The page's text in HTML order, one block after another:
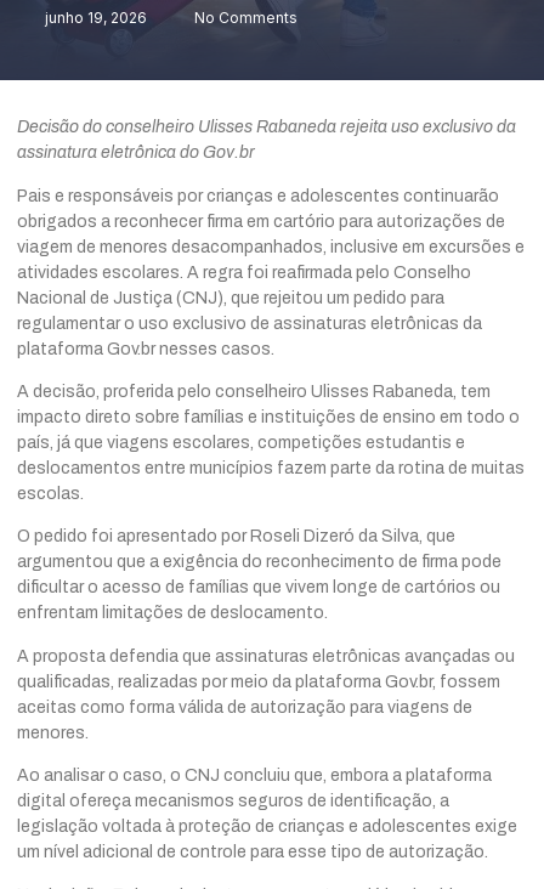
junho 19, 2026 No Comments
Decisão do conselheiro Ulisses Rabaneda rejeita uso exclusivo da
assinatura eletrônica do Gov.br
Pais e responsáveis por crianças e adolescentes continuarão
obrigados a reconhecer firma em cartório para autorizações de
viagem de menores desacompanhados, inclusive em excursões e
atividades escolares. A regra foi reafirmada pelo Conselho
Nacional de Justiça (CNJ), que rejeitou um pedido para
regulamentar o uso exclusivo de assinaturas eletrônicas da
plataforma Gov.br nesses casos.
A decisão, proferida pelo conselheiro Ulisses Rabaneda, tem
impacto direto sobre famílias e instituições de ensino em todo o
país, já que viagens escolares, competições estudantis e
deslocamentos entre municípios fazem parte da rotina de muitas
escolas.
O pedido foi apresentado por Roseli Dizeró da Silva, que
argumentou que a exigência do reconhecimento de firma pode
dificultar o acesso de famílias que vivem longe de cartórios ou
enfrentam limitações de deslocamento.
A proposta defendia que assinaturas eletrônicas avançadas ou
qualificadas, realizadas por meio da plataforma Gov.br, fossem
aceitas como forma válida de autorização para viagens de
menores.
Ao analisar o caso, o CNJ concluiu que, embora a plataforma
digital ofereça mecanismos seguros de identificação, a
legislação voltada à proteção de crianças e adolescentes exige
um nível adicional de controle para esse tipo de autorização.